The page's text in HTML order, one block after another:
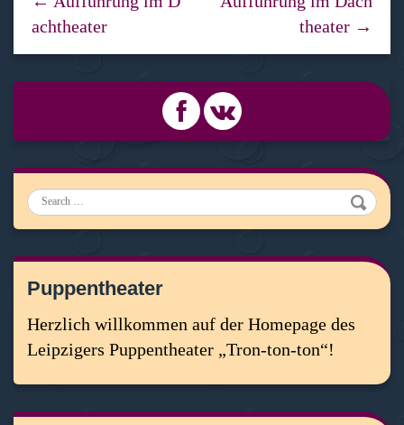
achtheater
theater →
Search
Puppentheater
Herzlich willkommen auf der Homepage des
Leipzigers Puppentheater „Tron-ton-ton“!